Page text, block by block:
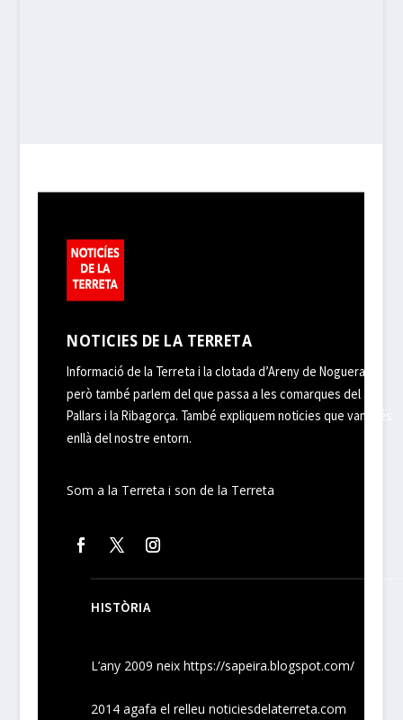
NOTICIES DE LA TERRETA
Informació de la Terreta i la clotada d’Areny de Noguera,
però també parlem del que passa a les comarques del
Pallars i la Ribagorça. També expliquem noticies que van més
enllà del nostre entorn.
Som a la Terreta i son de la Terreta
HISTÒRIA
L’any 2009 neixhttps://sapeira.blogspot.com/
2014 agafa el relleu noticiesdelaterreta.com